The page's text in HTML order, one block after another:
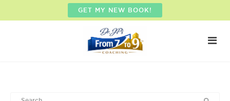
GET MY NEW BOOK!